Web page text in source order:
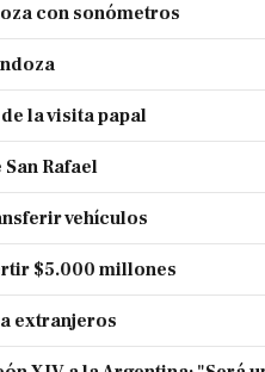
con sonómetros
la visita papal
Rafael
vehículos
$5.000 millones
extranjeros